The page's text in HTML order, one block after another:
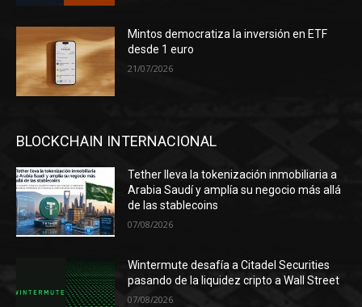
Mintos democratiza la inversión en ETF
desde 1 euro
21/07/2026
BLOCKCHAIN INTERNACIONAL
Tether lleva la tokenización inmobiliaria a
Arabia Saudí y amplía su negocio más allá
de las stablecoins
07/08/2026
Wintermute desafía a Citadel Securities
pasando de la liquidez cripto a Wall Street
07/08/2026